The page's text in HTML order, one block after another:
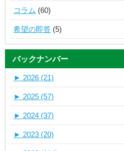
コラム (60)
希望の即答 (5)
バックナンバー
► 2026 (21)
► 2025 (57)
► 2024 (37)
► 2023 (20)